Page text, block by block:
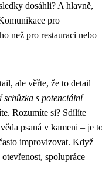
dosáhli? A hlavně,
pro
než pro restauraci nebo
ale věřte, že to detail
schůzka s potenciální
Rozumíte si? Sdílíte
psaná v kameni – je
improvizovat. Když
spolupráce